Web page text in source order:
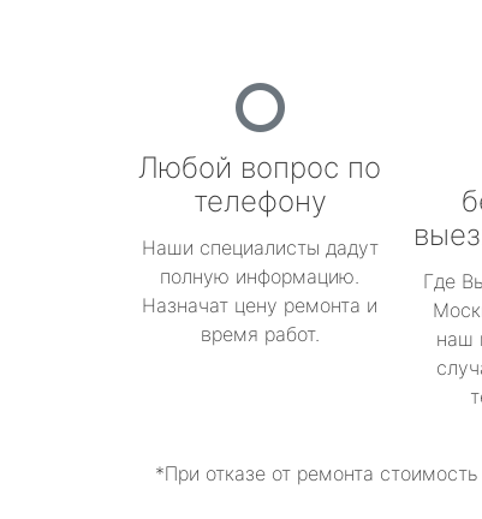
Любой вопрос по
телефону
Наши специалисты дадут
полную информацию.
Назначат цену ремонта и
время работ.
Где
наш
*При отказе от ремонта